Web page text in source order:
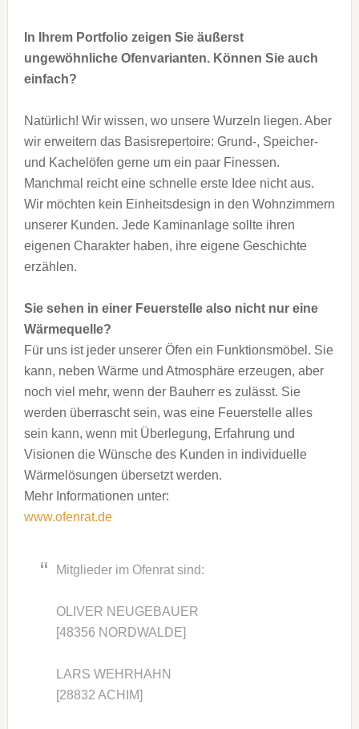
In Ihrem Portfolio zeigen Sie äußerst
ungewöhnliche Ofenvarianten. Können Sie auch
einfach?
Natürlich! Wir wissen, wo unsere Wurzeln liegen. Aber
wir erweitern das Basisrepertoire: Grund-, Speicher-
und Kachelöfen gerne um ein paar Finessen.
Manchmal reicht eine schnelle erste Idee nicht aus.
Wir möchten kein Einheitsdesign in den Wohnzimmern
unserer Kunden. Jede Kaminanlage sollte ihren
eigenen Charakter haben, ihre eigene Geschichte
erzählen.
Sie sehen in einer Feuerstelle also nicht nur eine
Wärmequelle?
Für uns ist jeder unserer Öfen ein Funktionsmöbel. Sie
kann, neben Wärme und Atmosphäre erzeugen, aber
noch viel mehr, wenn der Bauherr es zulässt. Sie
werden überrascht sein, was eine Feuerstelle alles
sein kann, wenn mit Überlegung, Erfahrung und
Visionen die Wünsche des Kunden in individuelle
Wärmelösungen übersetzt werden.
Mehr Informationen unter:
www.ofenrat.de
Mitglieder im Ofenrat sind:
OLIVER NEUGEBAUER
[48356 NORDWALDE]
LARS WEHRHAHN
[28832 ACHIM]